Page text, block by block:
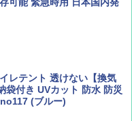
イン）2026年9月号【特
周年を祝して！
チェコ ポーランド スロヴ
地球の歩き方A ヨーロッ
150B(EB)
クション 山善] 傘みたいに
サッとテント キューブワ
ティング フルクローズ メ
レテント 透けない【換気
袋付き UVカット 防水 防災
(ブルー)